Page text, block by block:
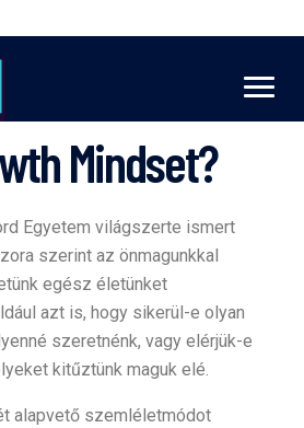
Mindset?
Egyetem világszerte ismert
szerint az önmagunkkal
egész életünket
azt is, hogy sikerül-e olyan
szeretnénk, vagy elérjük-e
kitűztünk maguk elé.
alapvető szemléletmódot